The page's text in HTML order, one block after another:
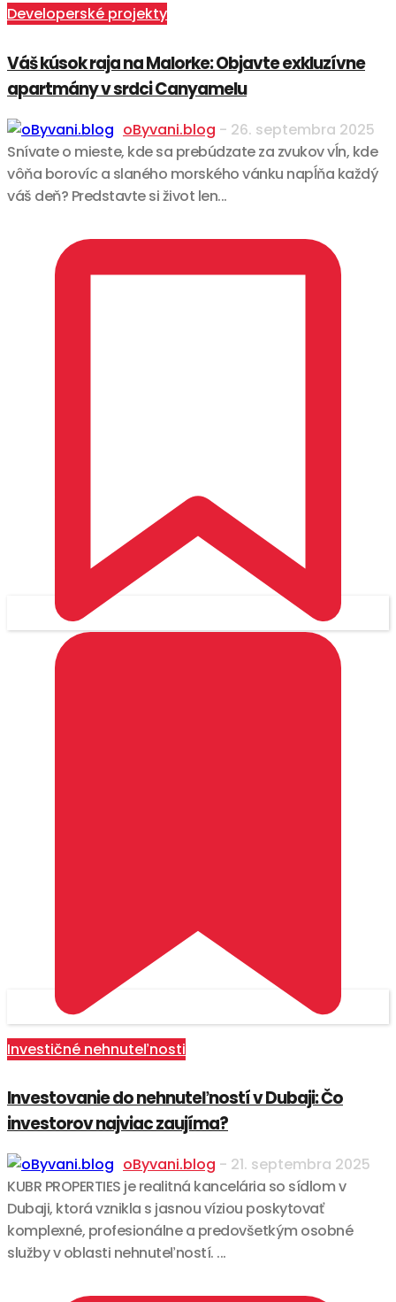
Developerské projekty
Váš kúsok raja na Malorke: Objavte exkluzívne
apartmány v srdci Canyamelu
oByvani.blog - 26. septembra 2025
Snívate o mieste, kde sa prebúdzate za zvukov vĺn, kde
vôňa borovíc a slaného morského vánku napĺňa každý
váš deň? Predstavte si život len...
Investičné nehnuteľnosti
Investovanie do nehnuteľností v Dubaji: Čo
investorov najviac zaujíma?
oByvani.blog - 21. septembra 2025
KUBR PROPERTIES je realitná kancelária so sídlom v
Dubaji, ktorá vznikla s jasnou víziou poskytovať
komplexné, profesionálne a predovšetkým osobné
služby v oblasti nehnuteľností. ...